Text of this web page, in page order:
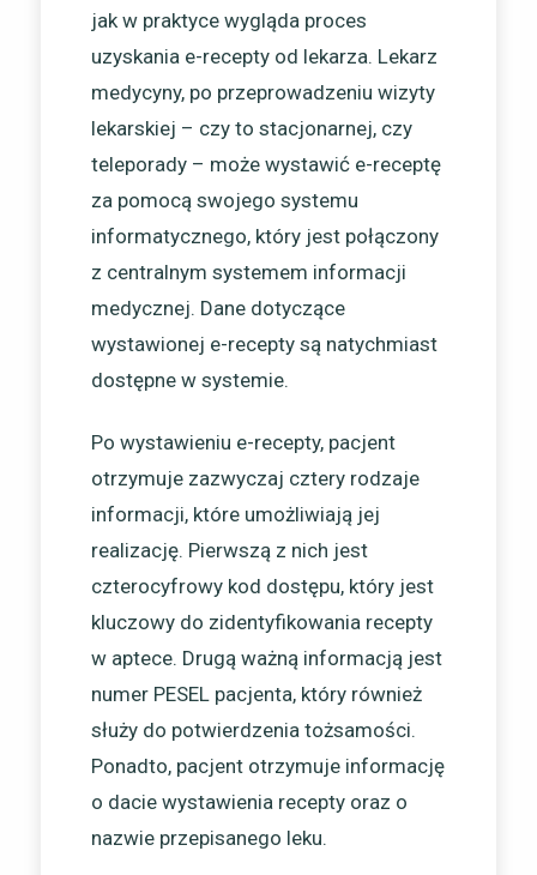
jak w praktyce wygląda proces
uzyskania e-recepty od lekarza. Lekarz
medycyny, po przeprowadzeniu wizyty
lekarskiej – czy to stacjonarnej, czy
teleporady – może wystawić e-receptę
za pomocą swojego systemu
informatycznego, który jest połączony
z centralnym systemem informacji
medycznej. Dane dotyczące
wystawionej e-recepty są natychmiast
dostępne w systemie.
Po wystawieniu e-recepty, pacjent
otrzymuje zazwyczaj cztery rodzaje
informacji, które umożliwiają jej
realizację. Pierwszą z nich jest
czterocyfrowy kod dostępu, który jest
kluczowy do zidentyfikowania recepty
w aptece. Drugą ważną informacją jest
numer PESEL pacjenta, który również
służy do potwierdzenia tożsamości.
Ponadto, pacjent otrzymuje informację
o dacie wystawienia recepty oraz o
nazwie przepisanego leku.